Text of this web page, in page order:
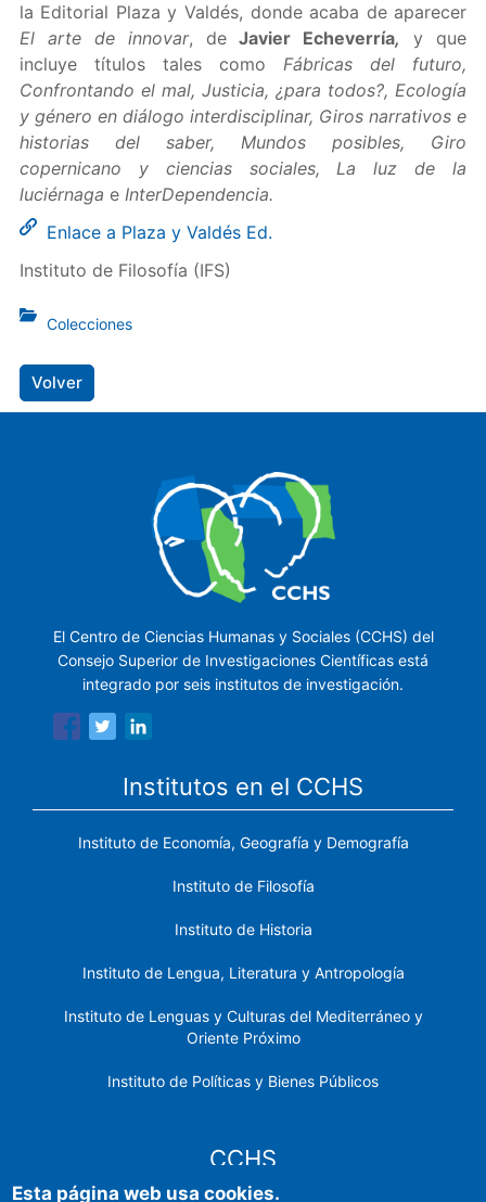
la Editorial Plaza y Valdés, donde acaba de aparecer
El arte de innovar, deJavier Echeverría,
y que
incluye títulos tales como Fábricas del futuro,
Confrontando el mal, Justicia, ¿para todos?, Ecología
y género en diálogo interdisciplinar, Giros narrativos e
historias del saber, Mundos posibles, Giro
copernicano y ciencias sociales, La luz de la
luciérnaga e InterDependencia.
Enlace a Plaza y Valdés Ed.
Instituto de Filosofía (IFS)
Colecciones
Volver
El Centro de Ciencias Humanas y Sociales (CCHS) del
Consejo Superior de Investigaciones Científicas está
integrado por seis institutos de investigación.
Institutos en el CCHS
Instituto de Economía, Geografía y Demografía
Instituto de Filosofía
Instituto de Historia
Instituto de Lengua, Literatura y Antropología
Instituto de Lenguas y Culturas del Mediterráneo y
Oriente Próximo
Instituto de Políticas y Bienes Públicos
CCHS
Esta página web usa cookies.